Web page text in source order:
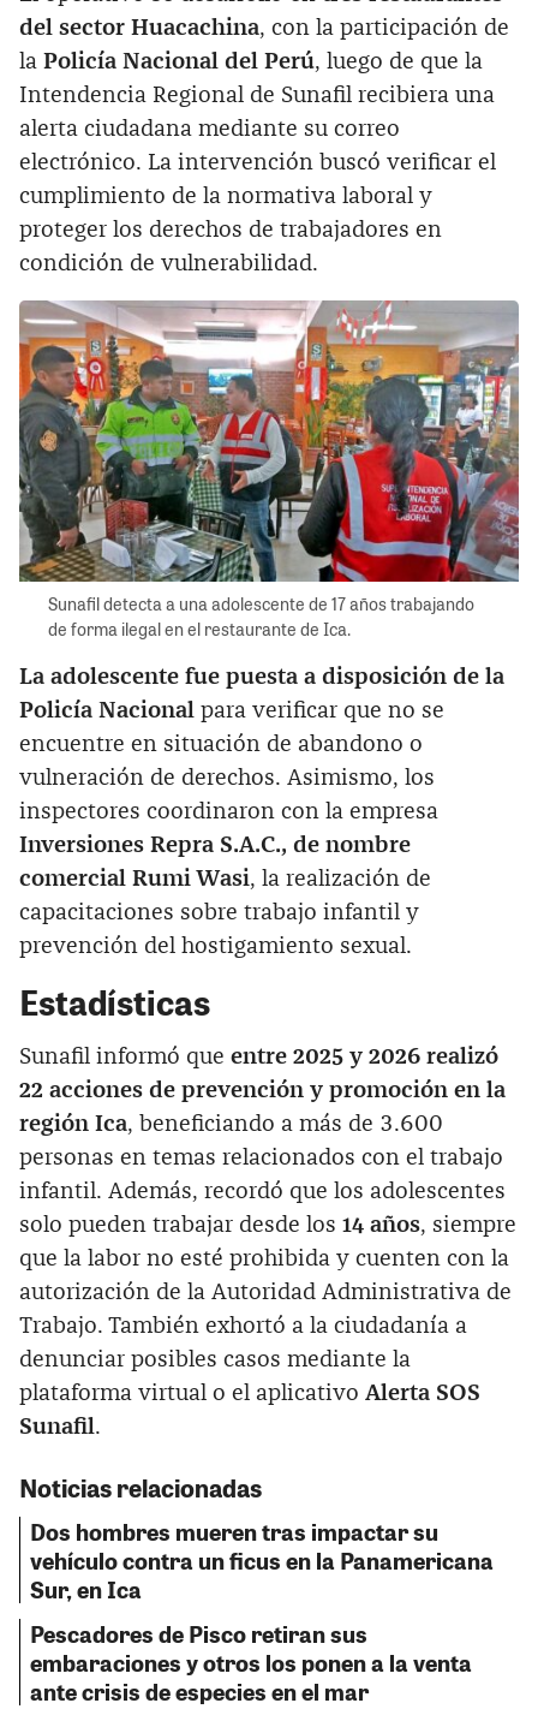
del sector Huacachina, con la participación de
la Policía Nacional del Perú, luego de que la
Intendencia Regional de Sunafil recibiera una
alerta ciudadana mediante su correo
electrónico. La intervención buscó verificar el
cumplimiento de la normativa laboral y
proteger los derechos de trabajadores en
condición de vulnerabilidad.
Sunafil detecta a una adolescente de 17 años trabajando
de forma ilegal en el restaurante de Ica.
La adolescente fue puesta a disposición de la
Policía Nacional para verificar que no se
encuentre en situación de abandono o
vulneración de derechos. Asimismo, los
inspectores coordinaron con la empresa
Inversiones Repra S.A.C., de nombre
comercial Rumi Wasi, la realización de
capacitaciones sobre trabajo infantil y
prevención del hostigamiento sexual.
Estadísticas
Sunafil informó que entre 2025 y 2026 realizó
22 acciones de prevención y promoción en la
región Ica, beneficiando a más de 3.600
personas en temas relacionados con el trabajo
infantil. Además, recordó que los adolescentes
solo pueden trabajar desde los 14 años, siempre
que la labor no esté prohibida y cuenten con la
autorización de la Autoridad Administrativa de
Trabajo. También exhortó a la ciudadanía a
denunciar posibles casos mediante la
plataforma virtual o el aplicativo Alerta SOS
Sunafil .
Noticias relacionadas
Dos hombres mueren tras impactar su
vehículo contra un ficus en la Panamericana
Sur, en Ica
Pescadores de Pisco retiran sus
embaraciones y otros los ponen a la venta
ante crisis de especies en el mar